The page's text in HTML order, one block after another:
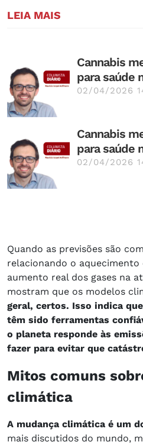
LEIA MAIS
Cannabis
para saúde
02/04/2026
Cannabis
para saúde
02/04/2026
Quando as previsões são
relacionando o aquecimento
aumento real dos gases na
mostram que os modelos
geral, certos. Isso indica
têm sido ferramentas
o planeta responde às
fazer para evitar que
Mitos comuns
climática
A mudança climática é um
mais discutidos do mundo,